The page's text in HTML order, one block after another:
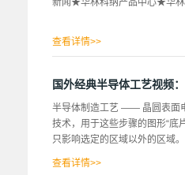
新闻★华林科纳产品中心★华
查看详情>>
国外经典半导体工艺视频
半导体制造工艺 —— 晶圆表面
技术，用于这些步骤的图形“底
只影响选定的区域以外的区域
查看详情>>